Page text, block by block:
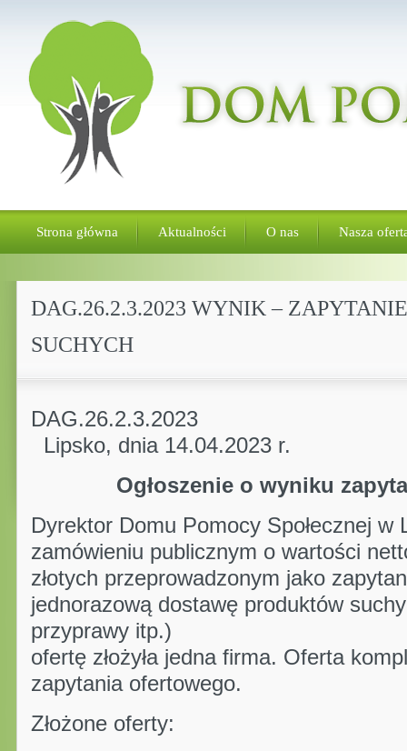
Strona główna Aktualności O nas Nasza
DAG.26.2.3.2023 WYNIK –
SUCHYCH
Lipsko, dnia 14.04.2023 r.
Ogłoszenie o wyniku
Dyrektor Domu Pomocy Społecznej w
zamówieniu publicznym o wartości
złotych przeprowadzonym jako
jednorazową dostawę produktów
przyprawy itp.)
ofertę złożyła jedna firma. Oferta
zapytania ofertowego.
Złożone oferty: